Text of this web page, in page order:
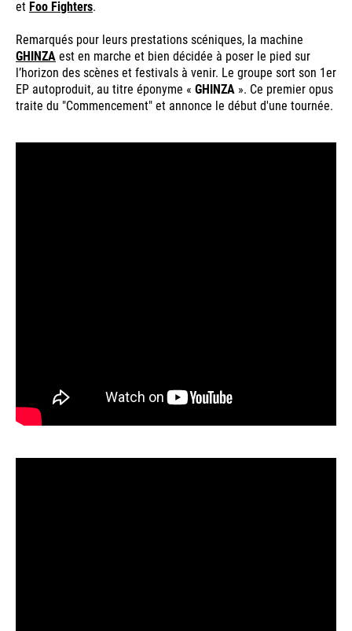
et Foo Fighters.
Remarqués pour leurs prestations scéniques, la machine
GHINZA est en marche et bien décidée à poser le pied sur
l’horizon des scènes et festivals à venir. Le groupe sort son 1er
EP autoproduit, au titre éponyme « GHINZA ». Ce premier opus
traite du "Commencement" et annonce le début d'une tournée.